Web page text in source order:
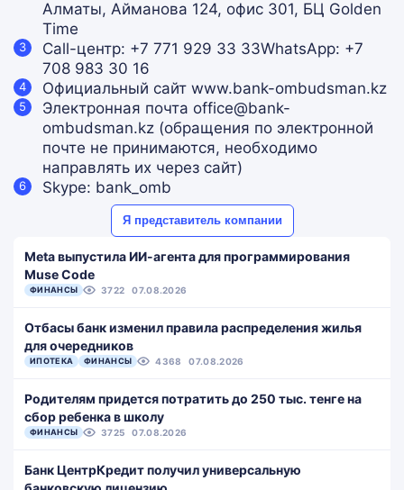
Алматы, Айманова 124, офис 301, БЦ Golden
Time
Call-центр: +7 771 929 33 33WhatsApp: +7
708 983 30 16
Официальный сайт www.bank-ombudsman.kz
Электронная почта office@bank-
ombudsman.kz (обращения по электронной
почте не принимаются, необходимо
направлять их через сайт)
Skype: bank_omb
Я представитель компании
Meta выпустила ИИ-агента для программирования
Muse Code
ФИНАНСЫ 3722 07.08.2026
Отбасы банк изменил правила распределения жилья
для очередников
ИПОТЕКА ФИНАНСЫ 4368 07.08.2026
Родителям придется потратить до 250 тыс. тенге на
сбор ребенка в школу
ФИНАНСЫ 3725 07.08.2026
Банк ЦентрКредит получил универсальную